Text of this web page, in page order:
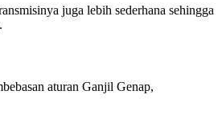
juga lebih sederhana sehingga
aturan Ganjil Genap,